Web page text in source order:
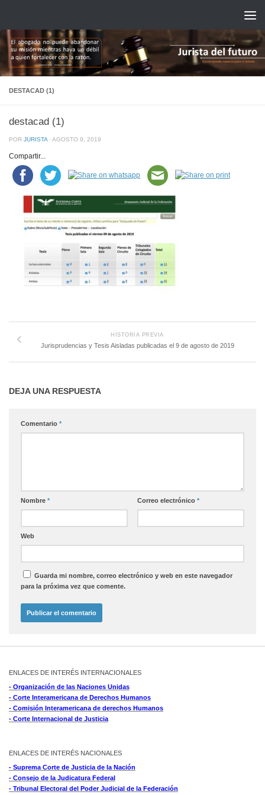
DESTACAD (1)
destacad (1)
POR JURISTA · AGOSTO 9, 2019
Compartir...
HISTORIA PREVIA
Jurisprudencias y Tesis Aisladas publicadas el 9 de agosto de 2019
DEJA UNA RESPUESTA
Comentario *
Nombre * Correo electrónico *
Web
Guarda mi nombre, correo electrónico y web en este navegador
para la próxima vez que comente.
ENLACES DE INTERÉS INTERNACIONALES
- Organización de las Naciones Unidas
- Corte Interamericana de Derechos Humanos
- Comisión Interamericana de derechos Humanos
- Corte Internacional de Justicia
ENLACES DE INTERÉS NACIONALES
- Suprema Corte de Justicia de la Nación
- Consejo de la Judicatura Federal
- Tribunal Electoral del Poder Judicial de la Federación